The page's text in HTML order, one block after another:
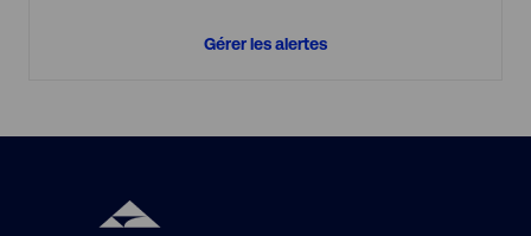
Gérer les alertes